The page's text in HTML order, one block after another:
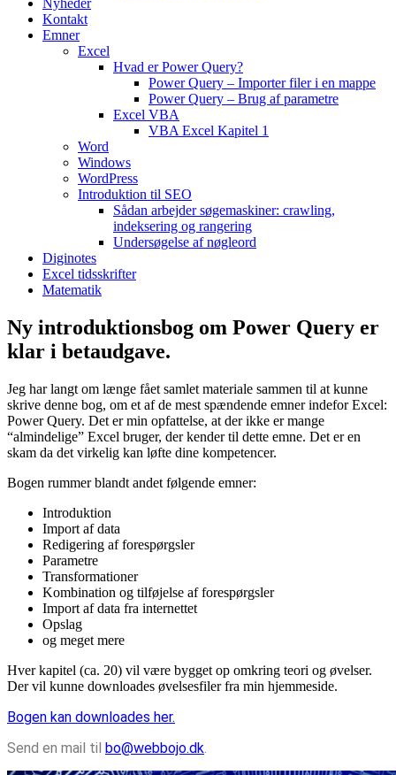
Nyheder
Kontakt
Emner
Excel
Hvad er Power Query?
Power Query – Importer filer i en mappe
Power Query – Brug af parametre
Excel VBA
VBA Excel Kapitel 1
Word
Windows
WordPress
Introduktion til SEO
Sådan arbejder søgemaskiner: crawling,
indeksering og rangering
Undersøgelse af nøgleord
Diginotes
Excel tidsskrifter
Matematik
Ny introduktionsbog om Power Query er
klar i betaudgave.
Jeg har langt om længe fået samlet materiale sammen til at kunne
skrive denne bog, om et af de mest spændende emner indefor Excel:
Power Query. Det er min opfattelse, at der ikke er mange
“almindelige” Excel bruger, der kender til dette emne. Det er en
skam da det virkelig kan løfte dine kompetencer.
Bogen rummer blandt andet følgende emner:
Introduktion
Import af data
Redigering af forespørgsler
Parametre
Transformationer
Kombination og tilføjelse af forespørgsler
Import af data fra internettet
Opslag
og meget mere
Hver kapitel (ca. 20) vil være bygget op omkring teori og øvelser.
Der vil kunne downloades øvelsesfiler fra min hjemmeside.
Bogen kan downloades her.
Send en mail til bo@webbojo.dk.